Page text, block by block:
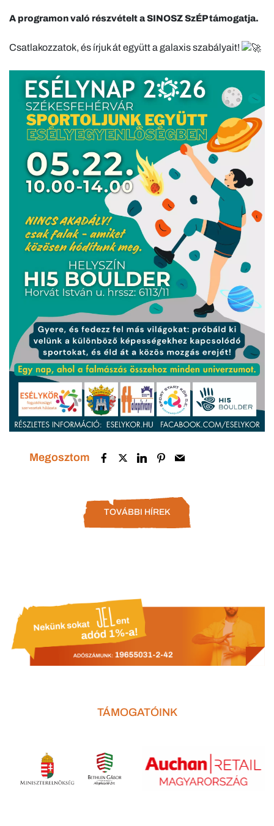
A programon való részvételt a SINOSZ SzÉP támogatja.
Csatlakozzatok, és írjuk át együtt a galaxis szabályait!
Megosztom
TOVÁBBI HÍREK
TÁMOGATÓINK